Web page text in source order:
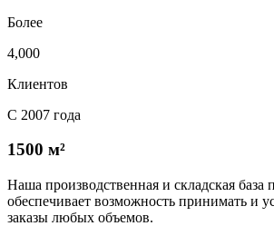
Более
4,000
Клиентов
С 2007 года
1500 м²
Наша производственная и складская
обеспечивает возможность принимать и
заказы любых объемов.